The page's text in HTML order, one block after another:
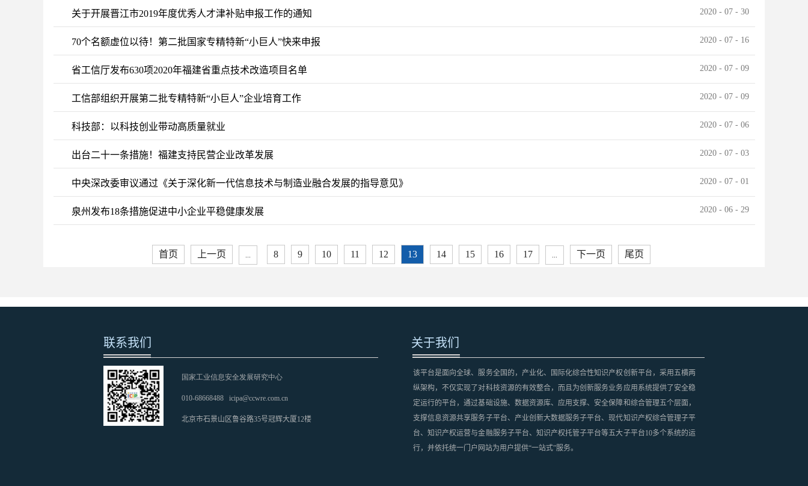
关于开展晋江市2019年度优秀人才津补贴申报工作的通知 2020 - 07 - 30
70个名额虚位以待！第二批国家专精特新“小巨人”快来申报 2020 - 07 - 16
省工信厅发布630项2020年福建省重点技术改造项目名单 2020 - 07 - 09
工信部组织开展第二批专精特新“小巨人”企业培育工作 2020 - 07 - 09
科技部：以科技创业带动高质量就业 2020 - 07 - 06
出台二十一条措施！福建支持民营企业改革发展 2020 - 07 - 03
中央深改委审议通过《关于深化新一代信息技术与制造业融合发展的指导意见》 2020 - 07 - 01
泉州发布18条措施促进中小企业平稳健康发展 2020 - 06 - 29
首页 上一页 ... 8 9 10 11 12 13 14 15 16 17 ... 下一页 尾页
联系我们 关于我们
国家工业信息安全发展研究中心
010-68668488 icipa@ccwre.com.cn
北京市石景山区鲁谷路35号冠辉大厦12楼
该平台是面向全球、服务全国的，产业化、国际化综合性知识产权创新平台，采用五横两
纵架构，不仅实现了对科技资源的有效整合，而且为创新服务业务应用系统提供了安全稳
定运行的平台，通过基础设施、数据资源库、应用支撑、安全保障和综合管理五个层面，
支撑信息资源共享服务子平台、产业创新大数据服务子平台、现代知识产权综合管理子平
台、知识产权运营与金融服务子平台、知识产权托管子平台等五大子平台10多个系统的运
行，并依托统一门户网站为用户提供“一站式”服务。